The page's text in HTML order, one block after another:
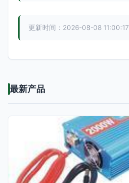
更新时间：2026-08-08 11:00:17
最新产品